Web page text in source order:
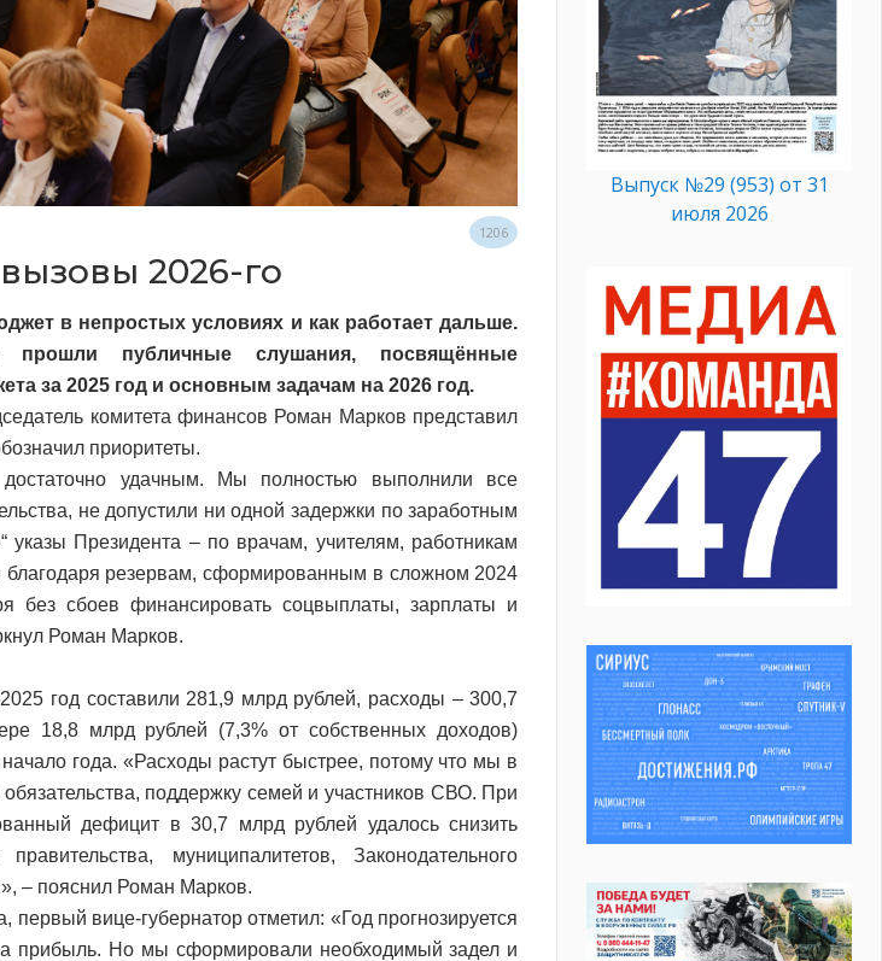
1206
2026-го
в непростых условиях и как работает дальше.
прошли публичные слушания, посвящённые
за 2025 год и основным задачам на 2026 год.
комитета финансов Роман Марков представил
приоритеты.
удачным. Мы полностью выполнили все
не допустили ни одной задержки по заработным
указы Президента – по врачам, учителям, работникам
резервам, сформированным в сложном 2024
без сбоев финансировать соцвыплаты, зарплаты и
Роман Марков.
год составили 281,9 млрд рублей, расходы – 300,7
18,8 млрд рублей (7,3% от собственных доходов)
года. «Расходы растут быстрее, потому что мы в
поддержку семей и участников СВО. При
дефицит в 30,7 млрд рублей удалось снизить
муниципалитетов, Законодательного
– пояснил Роман Марков.
первый вице-губернатор отметил: «Год прогнозируется
прибыль. Но мы сформировали необходимый задел и
Выпуск №29 (953) от 31
июля 2026